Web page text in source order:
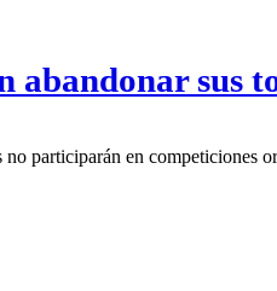
abandonar sus
participarán en competiciones